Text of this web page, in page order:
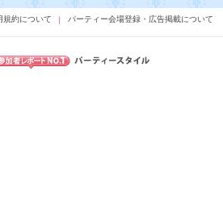
規約について パーティー会場登録・広告掲載について